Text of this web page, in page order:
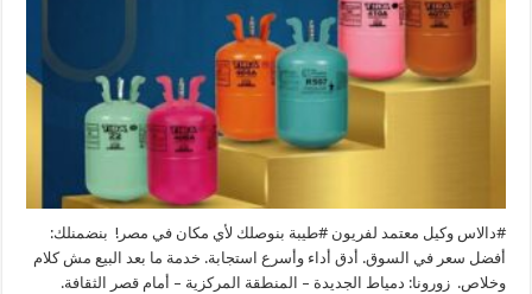
#دالاس وكيل معتمد لفريون #طيبة بنوصلك لأي مكان في مصر! ​ بنضمنلك:
أفضل سعر في السوق. أدق أداء وأسرع استجابة. خدمة ما بعد البيع مش كلام
وخلاص. ​ زورونا: دمياط الجديدة – المنطقة المركزية – أمام قصر الثقافة.